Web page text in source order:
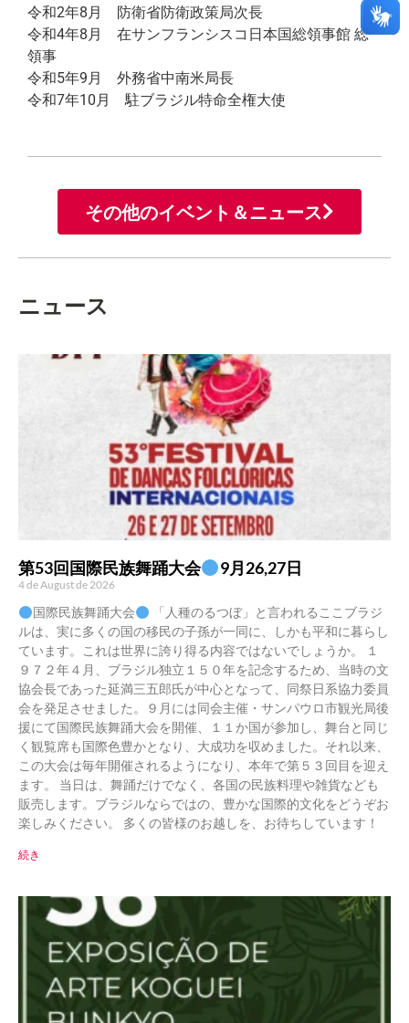
令和2年8月 防衛省防衛政策局次長
令和4年8月 在サンフランシスコ日本国総領事館 総
領事
令和5年9月 外務省中南米局長
令和7年10月 駐ブラジル特命全権大使
その他のイベント＆ニュース
ニュース
第53回国際民族舞踊大会 9月26,27日
4 de August de 2026
国際民族舞踊大会
「人種のるつぼ」と言われるここブラジ
ルは、実に多くの国の移民の子孫が一同に、しかも平和に暮らし
ています。これは世界に誇り得る内容ではないでしょうか。 １
９７２年４月、ブラジル独立１５０年を記念するため、当時の文
協会長であった延満三五郎氏が中心となって、同祭日系協力委員
会を発足させました。９月には同会主催・サンパウロ市観光局後
援にて国際民族舞踊大会を開催、１１か国が参加し、舞台と同じ
く観覧席も国際色豊かとなり、大成功を収めました。それ以来、
この大会は毎年開催されるようになり、本年で第５３回目を迎え
ます。 当日は、舞踊だけでなく、各国の民族料理や雑貨なども
販売します。ブラジルならではの、豊かな国際的文化をどうぞお
楽しみください。 多くの皆様のお越しを、お待ちしています！
続き